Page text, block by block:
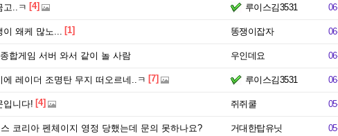
고..ㅋ [4] 루이스김3531
이 왜케 많노... [1] 똥쟁이잡자
합게임 서버 와서 같이 놀 사람 우인데요
에 레이더 조명탄 무지 떠오르네..ㅋ [7] 루이스김3531
입니다! [4] 쥐쥐쿨
코리아 펜체이지 영정 당했는데 문의 못하나요? 거대한탑유닛